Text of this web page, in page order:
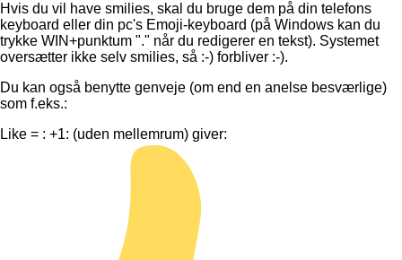
Hvis du vil have smilies, skal du bruge dem på din telefons
keyboard eller din pc's Emoji-keyboard (på Windows kan du
trykke WIN+punktum "." når du redigerer en tekst). Systemet
oversætter ikke selv smilies, så :-) forbliver :-).
Du kan også benytte genveje (om end en anelse besværlige)
som f.eks.:
Like = : +1: (uden mellemrum) giver: